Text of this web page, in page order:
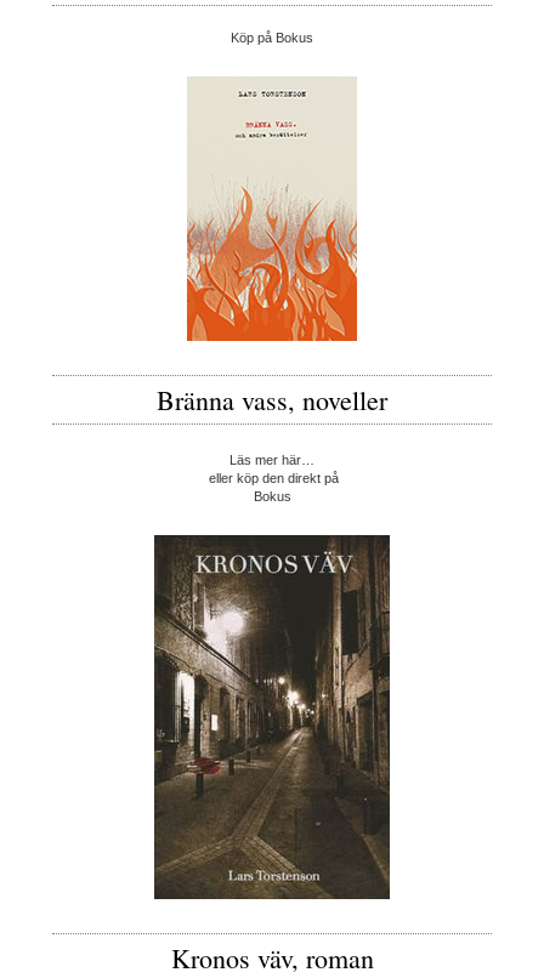
Köp på Bokus
Bränna vass, noveller
Läs mer här…
eller köp den direkt på
Bokus
Kronos väv, roman